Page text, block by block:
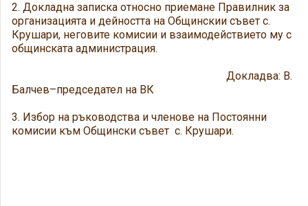
2. Докладна записка относно приемане Правилник за
организацията и дейността на Общинскии съвет с.
Крушари, неговите комисии и взаимодействието му с
общинската администрация.
Докладва: В.
Балчев–председател на ВК
3. Избор на ръководства и членове на Постоянни
комисии към Общински съвет с. Крушари.